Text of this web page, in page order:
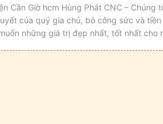
Cần Giờ hcm Hùng Phát CNC – Chúng
của quý gia chủ, bỏ công sức và
những giá trị đẹp nhất, tốt nhất cho